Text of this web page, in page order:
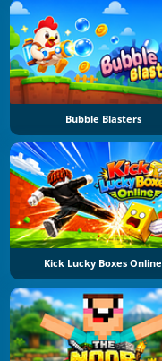
Bubble Blasters
Kick Lucky Boxes Online